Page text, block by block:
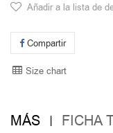
Añadir a la lista de
Compartir
Size chart
MÁS FICHA